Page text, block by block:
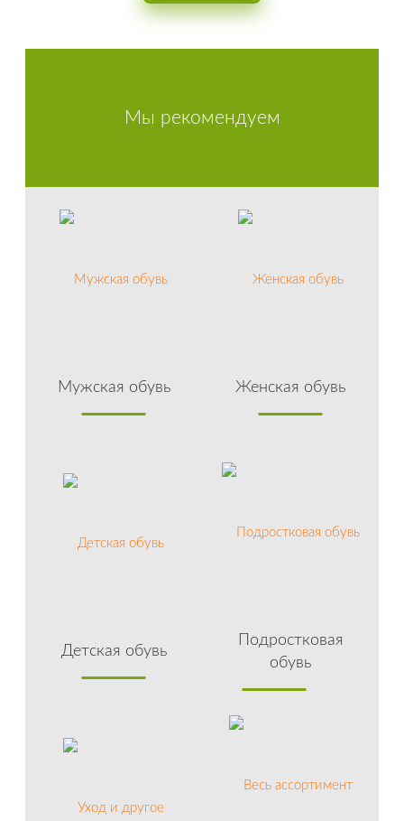
Мы рекомендуем
Мужская обувь Женская обувь
Детская обувь
Подростковая
обувь